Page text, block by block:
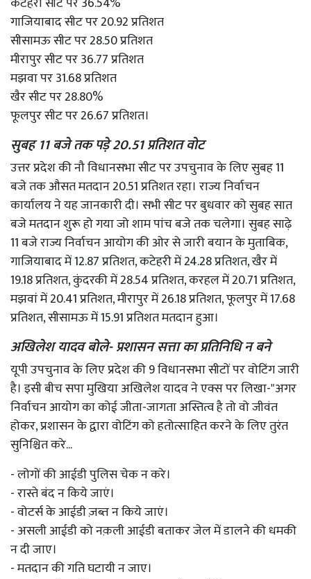
गाजियाबाद सीट पर 20.92 प्रतिशत
सीसामऊ सीट पर 28.50 प्रतिशत
मीरापुर सीट पर 36.77 प्रतिशत
मझवा पर 31.68 प्रतिशत
खैर सीट पर 28.80%
फूलपुर सीट पर 26.67 प्रतिशत।
सुबह 11 बजे तक पड़े 20.51 प्रतिशत वोट
उत्तर प्रदेश की नौ विधानसभा सीट पर उपचुनाव के लिए सुबह 11
बजे तक औसत मतदान 20.51 प्रतिशत रहा। राज्य निर्वाचन
कार्यालय ने यह जानकारी दी। सभी सीट पर बुधवार को सुबह सात
बजे मतदान शुरू हो गया जो शाम पांच बजे तक चलेगा। सुबह साढ़े
11 बजे राज्य निर्वाचन आयोग की ओर से जारी बयान के मुताबिक,
गाजियाबाद में 12.87 प्रतिशत, कटेहरी में 24.28 प्रतिशत, खैर में
19.18 प्रतिशत, कुंदरकी में 28.54 प्रतिशत, करहल में 20.71 प्रतिशत,
मझवां में 20.41 प्रतिशत, मीरापुर में 26.18 प्रतिशत, फूलपुर में 17.68
प्रतिशत, सीसामऊ में 15.91 प्रतिशत मतदान हुआ।
अखिलेश यादव बोले- प्रशासन सत्ता का प्रतिनिधि न बने
यूपी उपचुनाव के लिए प्रदेश की 9 विधानसभा सीटों पर वोटिंग जारी
है। इसी बीच सपा मुखिया अखिलेश यादव ने एक्स पर लिखा-"अगर
निर्वाचन आयोग का कोई जीता-जागता अस्तित्व है तो वो जीवंत
होकर, प्रशासन के द्वारा वोटिंग को हतोत्साहित करने के लिए तुरंत
सुनिश्चित करे...
- लोगों की आईडी पुलिस चेक न करे।
- ⁠रास्ते बंद न किये जाएं।
- ⁠वोटर्स के आईडी ज़ब्त न किये जाएं।
- ⁠असली आईडी को नक़ली आईडी बताकर जेल में डालने की धमकी
न दी जाए।
- मतदान की गति घटायी न जाए।